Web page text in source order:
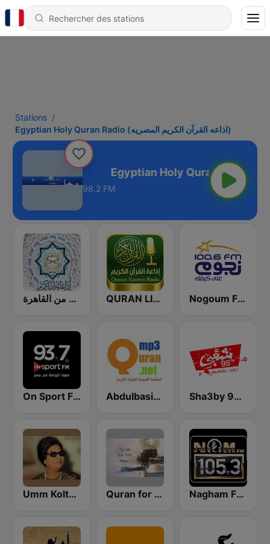
Stations
Egyptian Holy Quran Radio (اذاعه القرآن الكريم المصريه)
Egyptian Holy Quran Radio (اذاعه القرآن الكريم المصريه)
98.2 FM
إذاعة القرآن الكريم من القاهرة QURAN LIVE RADIO Nogoum FM 100.6 (نجوم فم)
On Sport FM Abdulbasit Abdulsamad WARSH Radio Sha3by 95 FM
Umm Kolthoum راديو أم كلثوم Quran for the Heart القرآن للقلب Nagham FM 105.3 (نغم إف إم)